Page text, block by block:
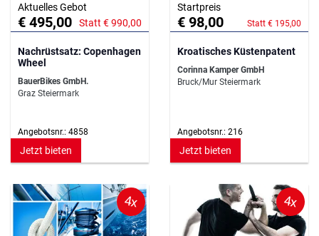
Aktuelles Gebot
€ 495,00 Statt € 990,00
Nachrüstsatz: Copenhagen
Wheel
BauerBikes GmbH.
Graz Steiermark
Angebotsnr.: 4858
Jetzt bieten
Startpreis
€ 98,00 Statt € 195,00
Kroatisches Küstenpatent
Corinna Kamper GmbH
Bruck/Mur Steiermark
Angebotsnr.: 216
Jetzt bieten
4x 4x